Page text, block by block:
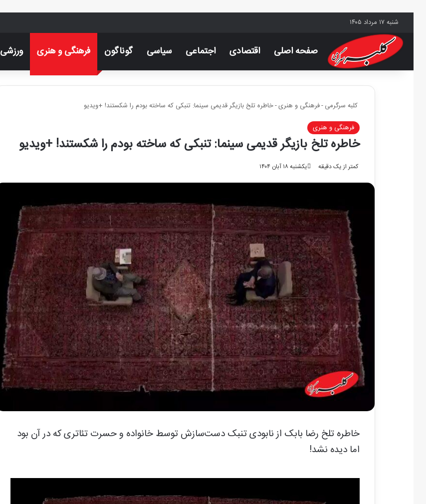
شنبه ۱۷ مرداد ۱۴۰۵
صفحه اصلی اقتصادی اجتماعی سیاسی گوناگون فرهنگی و هنری ورزشی
کلبه سرگرمی-فرهنگی و هنری-خاطره تلخ بازیگر قدیمی سینما: تنبکی که ساخته بودم را شکستند! +ویدیو
فرهنگی و هنری
خاطره تلخ بازیگر قدیمی سینما: تنبکی که ساخته بودم را شکستند! +ویدیو
یکشنبه ۱۸ آبان ۱۴۰۴ کمتر از یک دقیقه
خاطره تلخ رضا بابک از نابودی تنبک دست‌سازش توسط خانواده و حسرت تئاتری که در آن بود
اما دیده نشد!